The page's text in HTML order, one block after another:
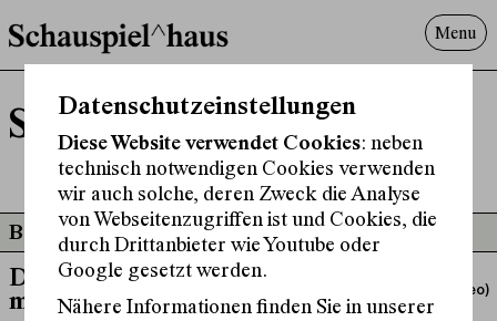
Menu
Über uns
Besuch
Suche
Samuel Koch
Beteiligt an
Die vielen Stimmen
meines Bruders
Schauspiel (per Video)
Datenschutzeinstellungen
Diese Website verwendet Cookies: neben
technisch notwendigen Cookies verwenden
wir auch solche, deren Zweck die Analyse
von Webseitenzugriffen ist und Cookies, die
durch Drittanbieter wie Youtube oder
Google gesetzt werden.
Nähere Informationen finden Sie in unserer